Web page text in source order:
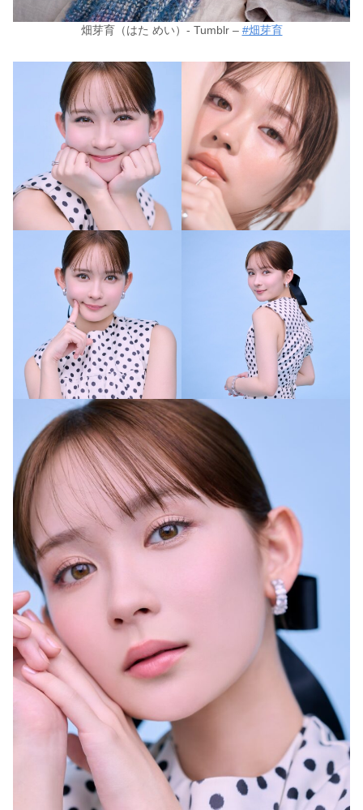
畑芽育（はた めい）- Tumblr – #畑芽育